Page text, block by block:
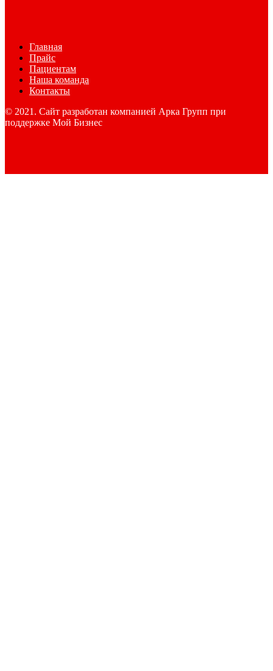
Главная
Прайс
Пациентам
Наша команда
Контакты
© 2021. Сайт разработан компанией Арка Групп при
поддержке Мой Бизнес